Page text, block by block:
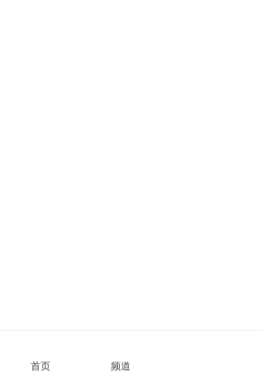
首页 频道